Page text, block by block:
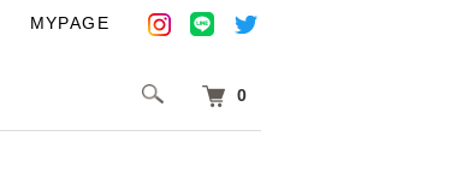
0
MYPAGE